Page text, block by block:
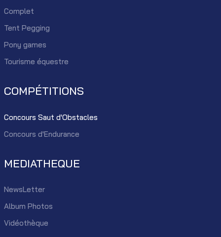
Complet
Tent Pegging
Pony games
Tourisme équestre
COMPÉTITIONS
Concours Saut d'Obstacles
Concours d'Endurance
MEDIATHEQUE
NewsLetter
Album Photos
Vidéothèque